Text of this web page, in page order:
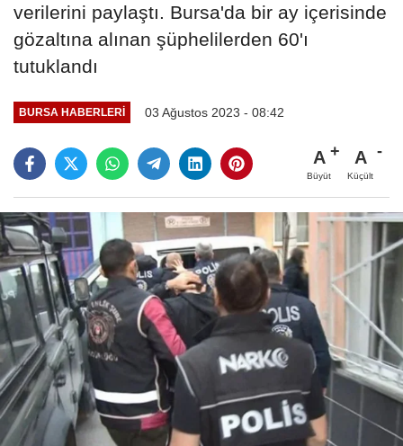
verilerini paylaştı. Bursa'da bir ay içerisinde
gözaltına alınan şüphelilerden 60'ı
tutuklandı
BURSA HABERLERI 03 Ağustos 2023 - 08:42
A
Büyüt
A
Küçült